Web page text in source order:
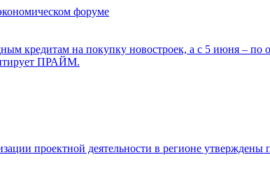
форуме
кредитам на покупку новостроек, а с 5 июня –
ПРАЙМ.
проектной деятельности в регионе